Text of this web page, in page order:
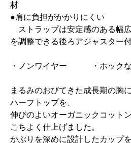
材
●肩に負担がかかりにくい
ストラップは安定感のある幅
を調整できる後ろアジャスター
・ノンワイヤー ・ホックな
まるみのおびてきた成長期の胸
ハーフトップを、
伸びのよいオーガニックコット
こちよく仕上げました。
かぶりを深めに設計したカップ